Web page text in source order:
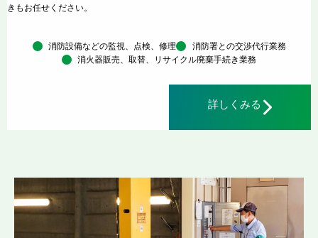
きもお任せください。
消防設備などの監視、点検、修理
消防署との交渉代行業務
消火器販売、取替、リサイクル廃棄手続き業務
詳しくみる